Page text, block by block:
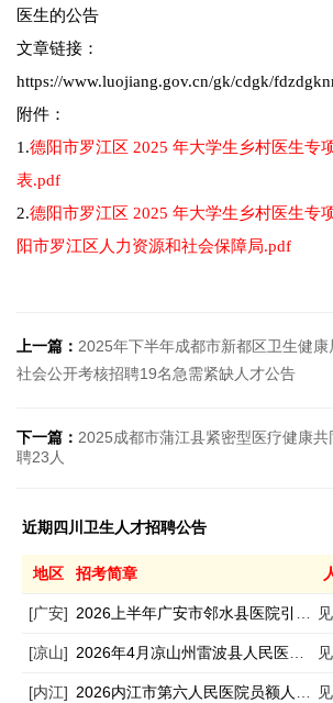
医生的公告
文章链接：
https://www.luojiang.gov.cn/gk/cdgk/
附件：
1.德阳市罗江区 2025 年大学生乡村医生专
表.pdf
2.德阳市罗江区 2025 年大学生乡村医生专
阳市罗江区人力资源和社会保障局.pdf
上一篇： 2025年下半年成都市新都区卫生健康
社会公开考核招聘19名急需紧缺人才公告
下一篇： 2025成都市蒲江县紧密型医疗健康
聘23人
近期四川卫生人才招聘公告
地区 招考简章
[广安] 2026上半年广安市邻水县医院引进急需紧缺专业人才11人
[凉山] 2026年4月凉山州雷波县人民医院招聘专业技术人员若干人
[内江] 2026内江市第六人民医院员额人员招聘13人